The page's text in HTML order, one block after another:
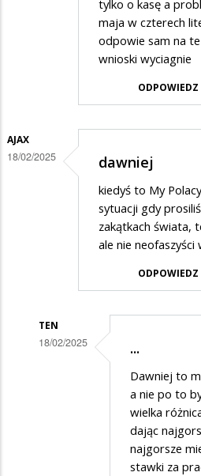
tylko o kasę a
maja w czterech
odpowie sam na
wnioski wyciagnie
ODPOWIEDZ
AJAX
18/02/2025 dawniej
kiedyś to My
sytuacji gdy
zakątkach świata,
ale nie neofaszyści
ODPOWIEDZ
TEN
18/02/2025 ...
Dawniej to
a nie po to
wielka
dając
najgorsze
stawki za